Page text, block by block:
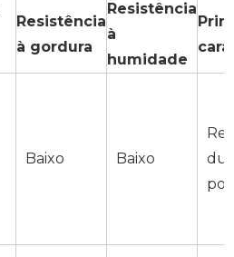
Resistência
à gordura
Resistência
à
humidade
Baixo Baixo